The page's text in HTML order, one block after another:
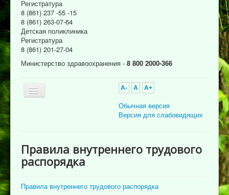
Регистратура
8 (861) 237 -55 -15
8 (861) 263-07-64
Детская поликлиника
Регистратура
8 (861) 201-27-04
Министерство здравоохранения - 8 800 2000-366
A- A A+
Обычная версия
Версия для слабовидящих
Об учреждении
Информация для специалистов
Правила внутреннего трудового
распорядка
Правила внутреннего трудового распорядка